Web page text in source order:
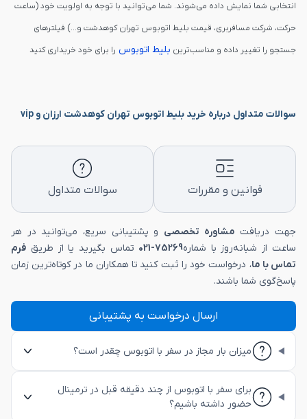
انتخابی شما نمایش داده می‌شوند. شما می‌توانید با توجه به اولویت خود (ساعت
حرکت، شرکت مسافربری، قیمت بلیط اتوبوس تهران کوهدشت و...) فیلترهای
جستجو را تغییر داده و مناسب‌ترین بلیط اتوبوس را برای خود خریداری کنید
سوالات متداول درباره خرید بلیط اتوبوس تهران کوهدشت ارزان و vip
قوانین و مقررات سوالات متداول
جهت دریافت مشاوره تخصصی و پشتیبانی سریع، می‌توانید در هر
ساعت از شبانه‌روز با شماره75269-021 تماس بگیرید یا از طریق فرم
تماس با ما، درخواست خود را ثبت کنید تا همکاران ما در کوتاه‌ترین زمان
پاسخ‌گوی شما باشند.
ارسال درخواست به پشتیبانی
میزان بار مجاز در سفر با اتوبوس چقدر است؟
برای سفر با اتوبوس از چند دقیقه قبل در ترمینال
حضور داشته باشیم؟